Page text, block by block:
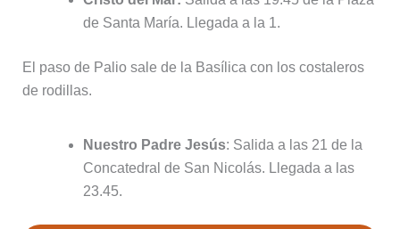
de Santa María. Llegada a la 1.
El paso de Palio sale de la Basílica con los costaleros
de rodillas.
Nuestro Padre Jesús: Salida a las 21 de la
Concatedral de San Nicolás. Llegada a las
23.45.